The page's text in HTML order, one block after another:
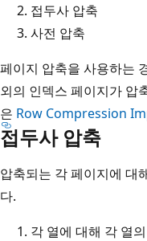
접두사 압축
사전 압축
페이지 압축을 사용하는
외의 인덱스 페이지가 압
은 Row Compression
접두사 압축
압축되는 각 페이지에 대
다.
각 열에 대해 각 열